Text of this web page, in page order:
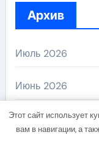
Архив
Июль 2026
Июнь 2026
Май 2026
Этот сайт использует
вам в навигации, а